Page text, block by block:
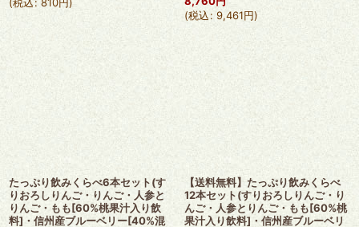
(税込: 810円)
(税込: 9,461円)
たっぷり飲みくらべ6本セット(す
りおろしりんご・りんご・人参と
りんご・もも[60%桃果汁入り飲
料]・信州産ブルーベリー[40%混
【送料無料】たっぷり飲みくらべ
12本セット(すりおろしりんご・り
んご・人参とりんご・もも[60%桃
果汁入り飲料]・信州産ブルーベリ